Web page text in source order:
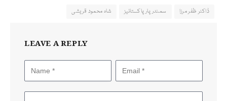
ڈاکٹر ظفر مرزا سمندر پار پاکستانیز شاہ محمود قریشی
LEAVE A REPLY